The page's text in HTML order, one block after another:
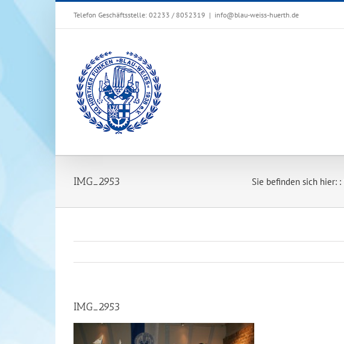
Telefon Geschäftsstelle: 02233 / 8052319 | info@blau-weiss-huerth.de
IMG_2953 Sie befinden sich hier: :
IMG_2953